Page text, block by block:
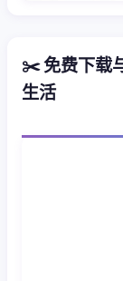
✂️ 免费下载
生活